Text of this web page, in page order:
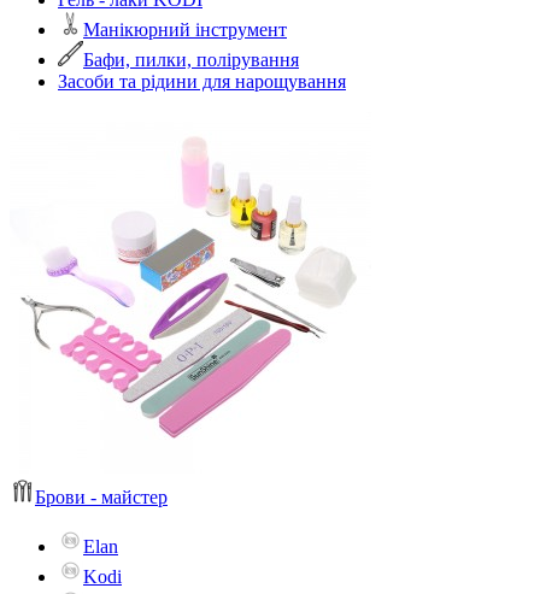
Манікюрний інструмент
Бафи, пилки, полірування
Засоби та рідини для нарощування
Брови - майстер
Elan
Kodi